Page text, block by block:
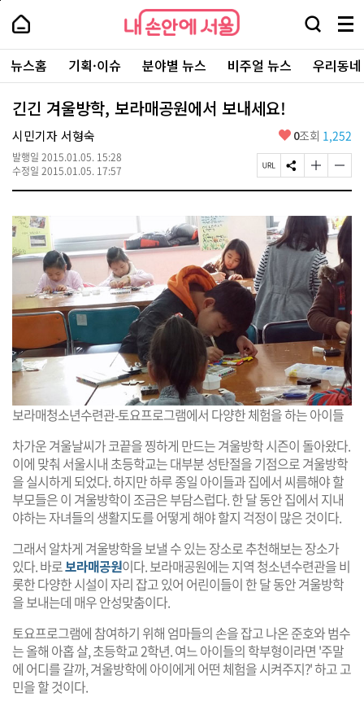
본
로
가
내
손
안
에
서
울
-
서
울
시
대
표
소
포
털
내
손
에
울
검
창
열
기
메
뉴
전
체
보
주
요
서
뉴스홈 기획·이슈 분야별 뉴스 비주얼 뉴스 우리동
긴긴 겨울방학, 보라매공원에서 보내세요!
시민기자 서형숙
발행일 2015.01.05. 15:28
수정일 2015.01.05. 17:57
좋
요
0조회 1,252
페
이
U
R
L
복
사
S
N
공
유
하
기
글
자
기
크
게
변
경
하
기
글
자
기
작
게
변
경
하
기
보라매청소년수련관-토요프로그램에서 다양한 체험을 하는 아이들
차가운 겨울날씨가 코끝을 찡하게 만드는 겨울방학 시즌이 돌아왔다.
이에 맞춰 서울시내 초등학교는 대부분 성탄절을 기점으로 겨울방학
을 실시하게 되었다. 하지만 하루 종일 아이들과 집에서 씨름해야 할
부모들은 이 겨울방학이 조금은 부담스럽다. 한 달 동안 집에서 지내
야하는 자녀들의 생활지도를 어떻게 해야 할지 걱정이 많은 것이다.
그래서 알차게 겨울방학을 보낼 수 있는 장소로 추천해보는 장소가
있다. 바로보라매공원이다. 보라매공원에는 지역 청소년수련관을 비
롯한 다양한 시설이 자리 잡고 있어 어린이들이 한 달 동안 겨울방학
을 보내는데 매우 안성맞춤이다.
토요프로그램에 참여하기 위해 엄마들의 손을 잡고 나온 준호와 범수
는 올해 아홉 살, 초등학교 2학년. 여느 아이들의 학부형이라면 '주말
에 어디를 갈까, 겨울방학에 아이에게 어떤 체험을 시켜주지?' 하고 고
민을 할 것이다.
페
상
단
로